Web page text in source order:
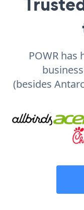
POWR
(besides